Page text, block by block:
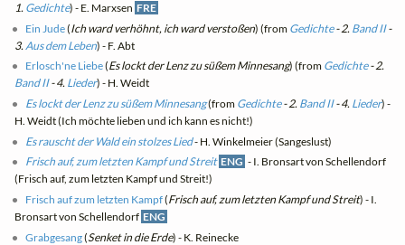
1. Gedichte) - E. Marxsen FRE
Ein Jude(Ich ward verhöhnt, ich ward verstoßen) (from Gedichte- 2. Band II-
3. Aus dem Leben) - F. Abt
Erlosch'ne Liebe(Es lockt der Lenz zu süßem Minnesang) (from Gedichte- 2.
Band II- 4. Lieder) - H. Weidt
Es lockt der Lenz zu süßem Minnesang(from Gedichte- 2. Band II- 4. Lieder) -
H. Weidt (Ich möchte lieben und ich kann es nicht!)
Es rauscht der Wald ein stolzes Lied- H. Winkelmeier (Sangeslust)
Frisch auf, zum letzten Kampf und Streit ENG - I. Bronsart von Schellendorf
(Frisch auf, zum letzten Kampf und Streit!)
Frisch auf zum letzten Kampf(Frisch auf, zum letzten Kampf und Streit) - I.
Bronsart von Schellendorf ENG
Grabgesang(Senket in die Erde) - K. Reinecke